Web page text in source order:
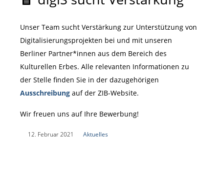
Unser Team sucht Verstärkung zur Unterstützung von
Digitalisierungsprojekten bei und mit unseren
Berliner Partner*innen aus dem Bereich des
Kulturellen Erbes. Alle relevanten Informationen zu
der Stelle finden Sie in der dazugehörigen
Ausschreibung auf der ZIB-Website.
Wir freuen uns auf Ihre Bewerbung!
12. Februar 2021 Aktuelles